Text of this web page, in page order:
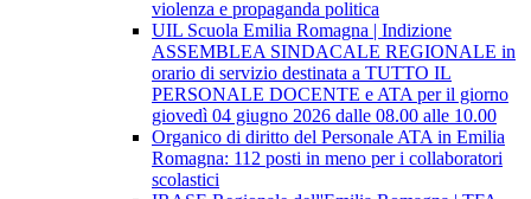
violenza e propaganda politica
UIL Scuola Emilia Romagna | Indizione
ASSEMBLEA SINDACALE REGIONALE in
orario di servizio destinata a TUTTO IL
PERSONALE DOCENTE e ATA per il giorno
giovedì 04 giugno 2026 dalle 08.00 alle 10.00
Organico di diritto del Personale ATA in Emilia
Romagna: 112 posti in meno per i collaboratori
scolastici